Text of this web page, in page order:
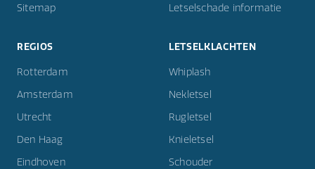
Sitemap
Letselschade informatie
REGIOS
Rotterdam
Amsterdam
Utrecht
Den Haag
Eindhoven
LETSELKLACHTEN
Whiplash
Nekletsel
Rugletsel
Knieletsel
Schouder